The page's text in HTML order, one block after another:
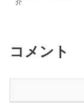
介
コメント